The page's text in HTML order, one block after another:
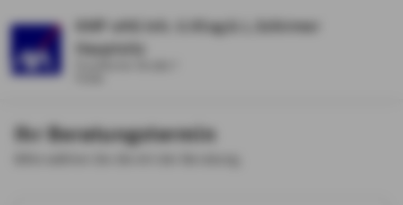
KMP oHG Inh. U.Klug & L.Schirmer
Hauptsitz
Ihr Beratungstermin